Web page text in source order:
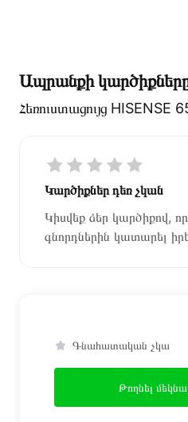
Ապրանքի
Հեռուստացույց HISENSE
Կարծիքներ դեռ չկան
Կիսվեք ձեր կարծիքով,
գնորդներին կատարել
Գնահատական չկա
Թողնել